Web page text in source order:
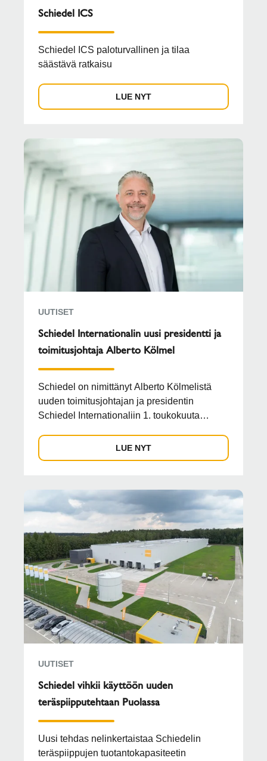
Schiedel ICS
Schiedel ICS paloturvallinen ja tilaa
säästävä ratkaisu
LUE NYT
UUTISET
Schiedel Internationalin uusi presidentti ja
toimitusjohtaja Alberto Kölmel
Schiedel on nimittänyt Alberto Kölmelistä
uuden toimitusjohtajan ja presidentin
Schiedel Internationaliin 1. toukokuuta
LUE NYT
UUTISET
Schiedel vihkii käyttöön uuden
teräspiipputehtaan Puolassa
Uusi tehdas nelinkertaistaa Schiedelin
teräspiippujen tuotantokapasiteetin